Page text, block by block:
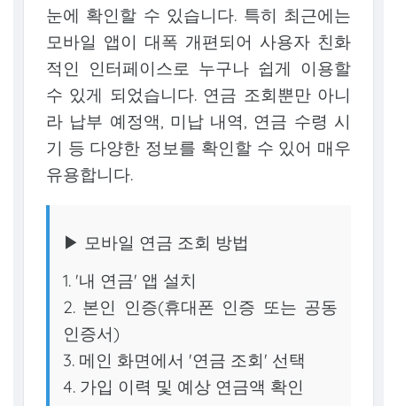
눈에 확인할 수 있습니다. 특히 최근에는
모바일 앱이 대폭 개편되어 사용자 친화
적인 인터페이스로 누구나 쉽게 이용할
수 있게 되었습니다. 연금 조회뿐만 아니
라 납부 예정액, 미납 내역, 연금 수령 시
기 등 다양한 정보를 확인할 수 있어 매우
유용합니다.
▶ 모바일 연금 조회 방법
1. '내 연금' 앱 설치
2. 본인 인증(휴대폰 인증 또는 공동
인증서)
3. 메인 화면에서 '연금 조회' 선택
4. 가입 이력 및 예상 연금액 확인